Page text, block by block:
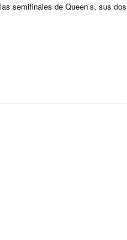
semifinales de Queen’s, sus dos